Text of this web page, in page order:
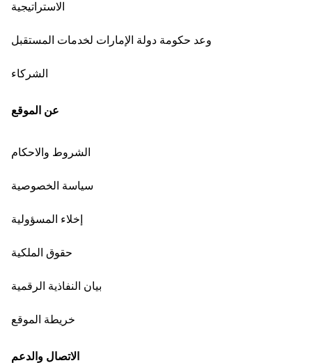
الاستراتيجية
وعد حكومة دولة الإمارات لخدمات المستقبل
الشركاء
عن الموقع
الشروط والاحكام
سياسة الخصوصية
إخلاء المسؤولية
حقوق الملكية
بيان النفاذية الرقمية
خريطة الموقع
الاتصال والدعم